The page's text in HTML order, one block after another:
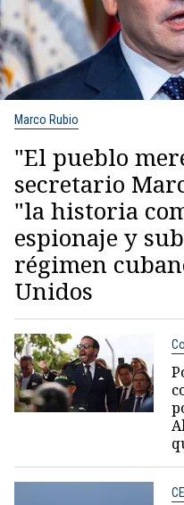
Marco Rubio
"El pueblo
secretario
"la historia
espionaje y
régimen
Unidos